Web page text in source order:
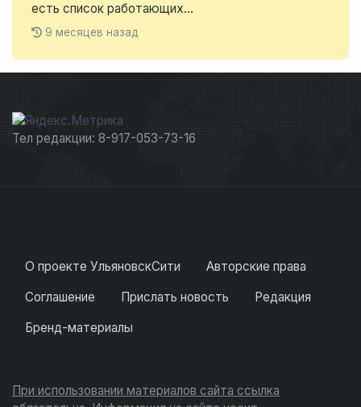
есть список работающих...
9 месяцев назад
Тел редакции: 8-917-053-73-16
О проекте УльяновскСити
Авторские права
Соглашение
Прислать новость
Редакция
Бренд-материалы
При использовании материалов сайта ссылка